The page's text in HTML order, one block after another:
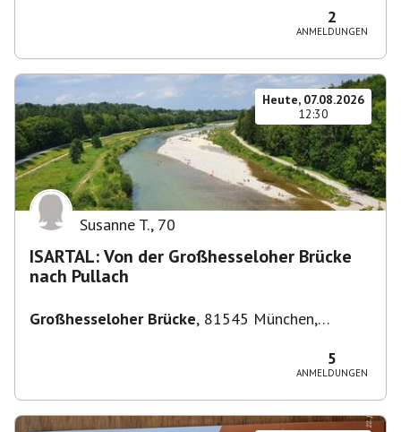
2
ANMELDUNGEN
Heute, 07.08.2026
12:30
Susanne T., 70
ISARTAL: Von der Großhesseloher Brücke
nach Pullach
Großhesseloher Brücke, 81545 München,
5
ANMELDUNGEN